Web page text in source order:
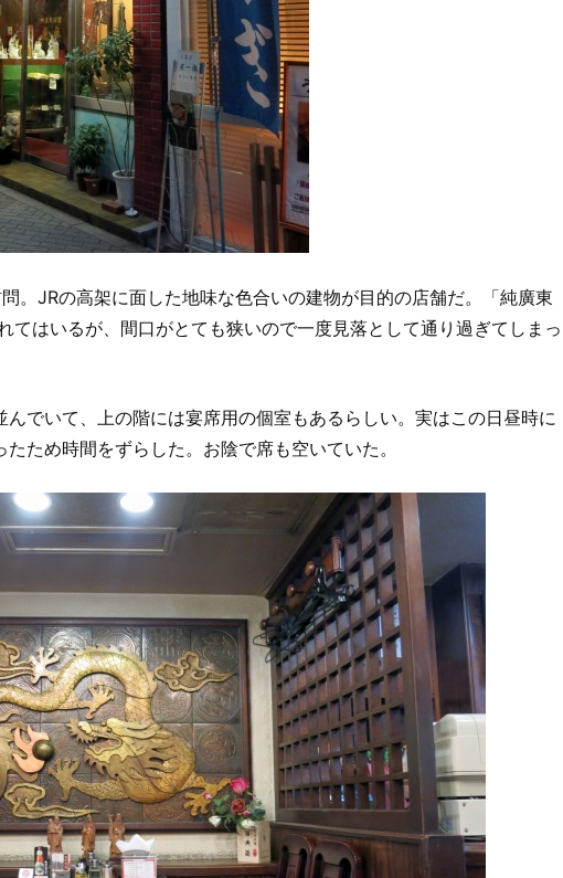
。JRの高架に面した地味な色合いの建物が目的の店舗だ。「純廣東
てはいるが、間口がとても狭いので一度見落として通り過ぎてしまっ
んでいて、上の階には宴席用の個室もあるらしい。実はこの日昼時に
ため時間をずらした。お陰で席も空いていた。